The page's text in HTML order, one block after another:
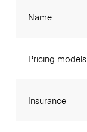
Name
Pricing models
Insurance